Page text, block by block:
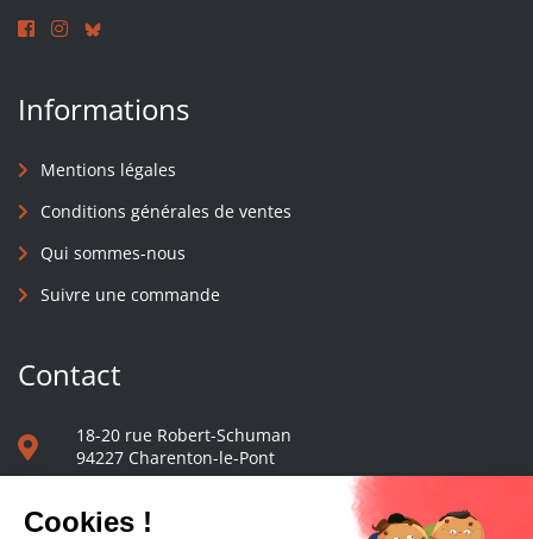
Informations
Mentions légales
Conditions générales de ventes
Qui sommes-nous
Suivre une commande
Contact
18-20 rue Robert-Schuman
94227 Charenton-le-Pont